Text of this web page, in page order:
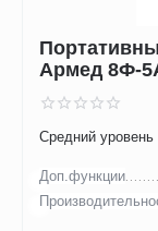
Армед 8Ф-
Средний уровень
Доп.функции